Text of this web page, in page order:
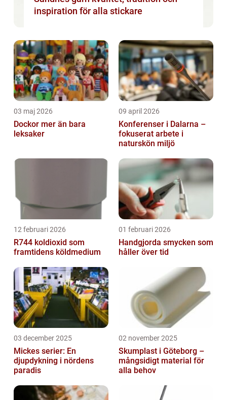
inspiration för alla stickare
03 maj 2026
Dockor mer än bara
leksaker
09 april 2026
Konferenser i Dalarna –
fokuserat arbete i
naturskön miljö
12 februari 2026
R744 koldioxid som
framtidens köldmedium
01 februari 2026
Handgjorda smycken som
håller över tid
03 december 2025
Mickes serier: En
djupdykning i nördens
paradis
02 november 2025
Skumplast i Göteborg –
mångsidigt material för
alla behov